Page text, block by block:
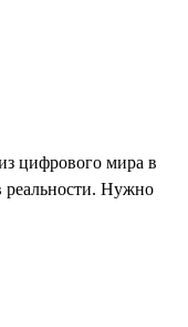
цифрового мира в
реальности. Нужно